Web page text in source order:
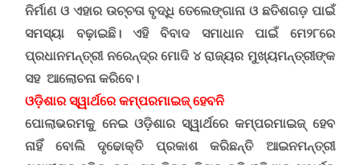
ନିର୍ମାଣ ଓ ଏହାର ଉଚ୍ଚତା ବୃଦ୍ଧି ତେଲେଙ୍ଗାନା ଓ ଛତିଶଗଡ଼ ପାଇଁ
ସମସ୍ୟା ବଢ଼ାଇଛି। ଏହି ବିବାଦ ସମାଧାନ ପାଇଁ ମେ୨୮ରେ
ପ୍ରଧାନମନ୍ତ୍ରୀ ନରେନ୍ଦ୍ର ମୋଦି ୪ ରାଜ୍ୟର ମୁଖ୍ୟମନ୍ତ୍ରୀଙ୍କ
ସହ ଆଲୋଚନା କରିବେ।
ଓଡ଼ିଶାର ସ୍ୱାର୍ଥରେ କମ୍ପରମାଇଜ୍ ହେବନି
ପୋଲାଭରମକୁ ନେଇ ଓଡ଼ିଶାର ସ୍ୱାର୍ଥରେକମ୍ପରମାଇଜ୍ ହେବ
ନାହିଁ ବୋଲି ଦୃଢୋକ୍ତି ପ୍ରକାଶ କରିଛନ୍ତି ଆଇନମନ୍ତ୍ରୀ